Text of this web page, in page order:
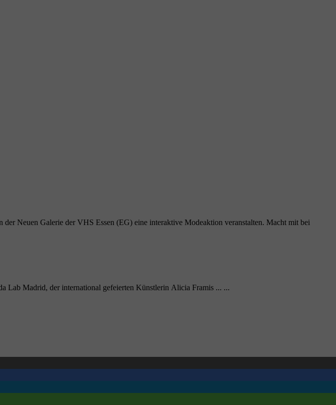
Neuen Galerie der VHS Essen (EG) eine interaktive Modeaktion veranstalten. Macht mit bei
Lab Madrid, der international gefeierten Künstlerin Alicia Framis ... ...